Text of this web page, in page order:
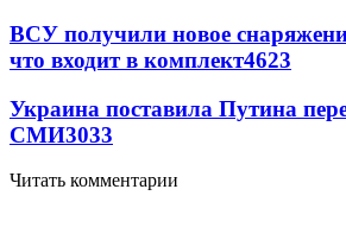
ВСУ получили новое
что входит в комплект4623
Украина поставила Путина
СМИ3033
Читать комментарии